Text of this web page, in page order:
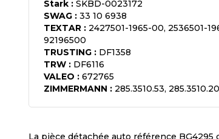
Stark : SKBD-0023172
SWAG : 33 10 6938
TEXTAR : 2427501-1965-00, 2536501-
92196500
TRUSTING : DF1358
TRW : DF6116
VALEO : 672765
ZIMMERMANN : 285.3510.53, 285.3510.20
La pièce détachée auto référence BG4295